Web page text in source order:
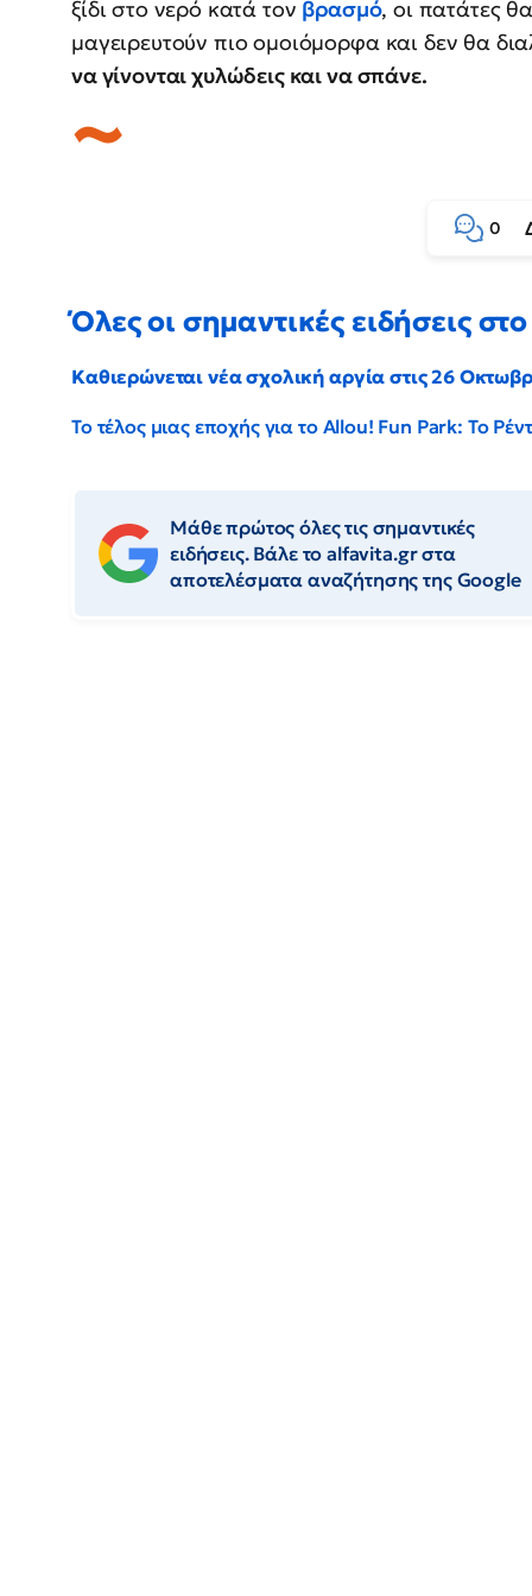
ξίδι στο νερό κατά τον βρασμό, οι πατάτες
μαγειρευτούν πιο ομοιόμορφα και δεν θα
να γίνονται χυλώδεις και να σπάνε.
0
Όλες οι σημαντικές ειδήσεις
Καθιερώνεται νέα σχολική αργία στις 26
Το τέλος μιας εποχής για το Allou! Fun Park: Το
Μάθε πρώτος όλες τις σημαντικές
ειδήσεις. Βάλε το alfavita.gr στα
αποτελέσματα αναζήτησης της Google